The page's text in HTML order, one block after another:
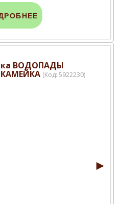
ВОДОПАДЫ
(Код: 5922230)
►